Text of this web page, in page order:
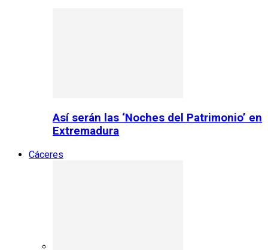
Así serán las ‘Noches del Patrimonio’ en
Extremadura
Cáceres